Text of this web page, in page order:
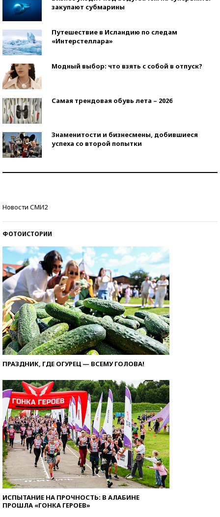
закупают субмарины
Путешествие в Исландию по следам
«Интерстеллара»
Модный выбор: что взять с собой в отпуск?
Самая трендовая обувь лета – 2026
Знаменитости и бизнесмены, добившиеся
успеха со второй попытки
Новости СМИ2
ФОТОИСТОРИИ
ПРАЗДНИК, ГДЕ ОГУРЕЦ — ВСЕМУ ГОЛОВА!
ИСПЫТАНИЕ НА ПРОЧНОСТЬ: В АЛАБИНЕ
ПРОШЛА «ГОНКА ГЕРОЕВ»